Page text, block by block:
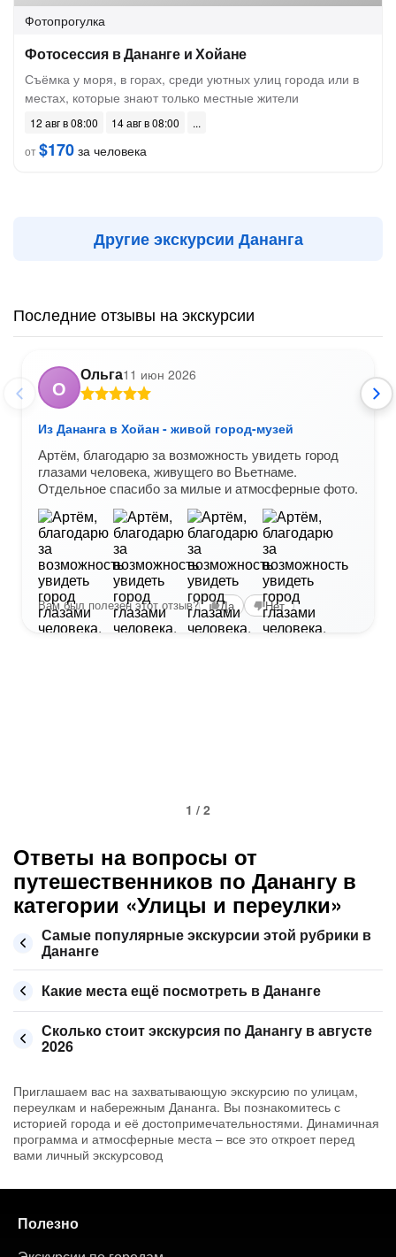
Фотопрогулка
Фотосессия в Дананге и Хойане
Съёмка у моря, в горах, среди уютных улиц города или в
местах, которые знают только местные жители
12 авг в 08:00
14 авг в 08:00
от$170 за человека
Другие экскурсии Дананга
Последние отзывы на экскурсии
О
Ольга11 июн 2026
Из Дананга в Хойан - живой город-музей
Артём, благодарю за возможность увидеть город
глазами человека, живущего во Вьетнаме.
Отдельное спасибо за милые и атмосферные фото.
Вам был полезен этот отзыв? Да Нет
1 / 2
Ответы на вопросы от
путешественников по Данангу в
категории «Улицы и переулки»
Самые популярные экскурсии этой рубрики в
Дананге
Какие места ещё посмотреть в Дананге
Сколько стоит экскурсия по Данангу в августе
2026
Приглашаем вас на захватывающую экскурсию по улицам,
переулкам и набережным Дананга. Вы познакомитесь с
историей города и её достопримечательностями. Динамичная
программа и атмосферные места – все это откроет перед
вами личный экскурсовод
Полезно